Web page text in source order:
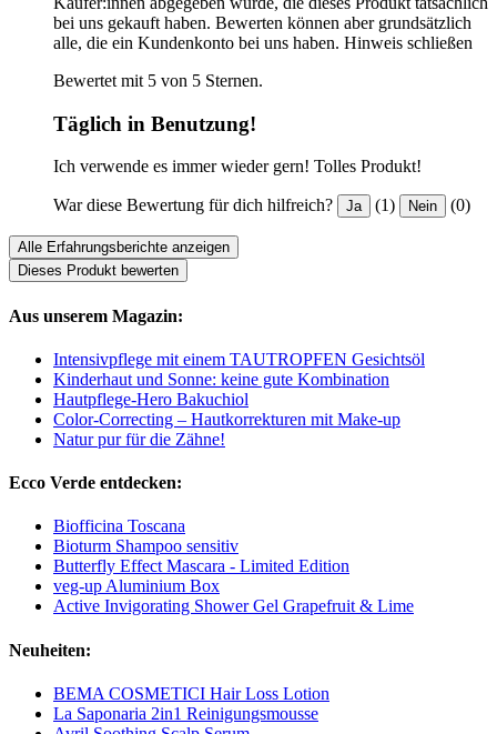
bei uns gekauft haben. Bewerten können aber grundsätzlich
alle, die ein Kundenkonto bei uns haben. Hinweis schließen
Bewertet mit 5 von 5 Sternen.
Täglich in Benutzung!
Ich verwende es immer wieder gern! Tolles Produkt!
War diese Bewertung für dich hilfreich? Ja (1) Nein (0)
Alle Erfahrungsberichte anzeigen
Dieses Produkt bewerten
Aus unserem Magazin:
Intensivpflege mit einem TAUTROPFEN Gesichtsöl
Kinderhaut und Sonne: keine gute Kombination
Hautpflege-Hero Bakuchiol
Color-Correcting – Hautkorrekturen mit Make-up
Natur pur für die Zähne!
Ecco Verde entdecken:
Biofficina Toscana
Bioturm Shampoo sensitiv
Butterfly Effect Mascara - Limited Edition
veg-up Aluminium Box
Active Invigorating Shower Gel Grapefruit & Lime
Neuheiten:
BEMA COSMETICI Hair Loss Lotion
La Saponaria 2in1 Reinigungsmousse